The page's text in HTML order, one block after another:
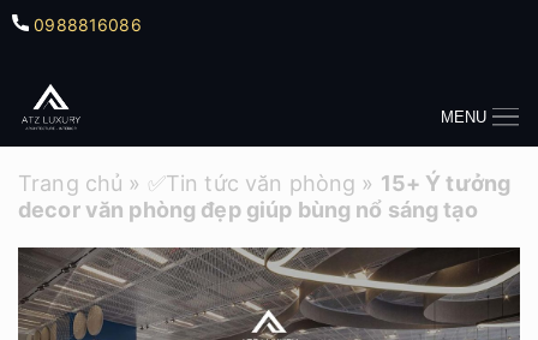
0988816086
MENU
Trang chủ » ✅Tin tức văn phòng » 15+ Ý tưởng
decor văn phòng đẹp giúp bùng nổ sáng tạo